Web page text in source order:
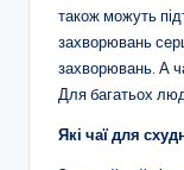
також можуть
захворювань
захворювань. А
Для багатьох
Які чаї для